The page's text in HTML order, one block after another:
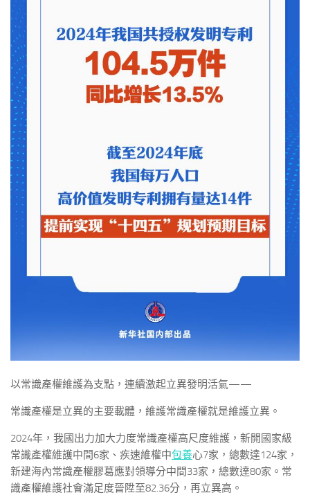
以常識產權維護為支點，連續激起立異發明活氣——
常識產權是立異的主要載體，維護常識產權就是維護立異。
2024年，我國出力加大力度常識產權高尺度維護，新開國家級
常識產權維護中間6家、疾速維權中包養心7家，總數達124家，
新建海內常識產權膠葛應對領導分中間33家，總數達80家。常
識產權維護社會滿足度晉陞至82.36分，再立異高。